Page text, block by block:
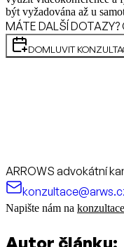
být vyžadována až u
MÁTE DALŠÍ
DOMLUVIT
ARROWS advokátní
Napište nám na